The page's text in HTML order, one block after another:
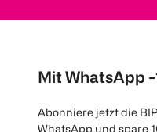
Mit WhatsApp
Abonniere jetzt die
WhatsApp und spare